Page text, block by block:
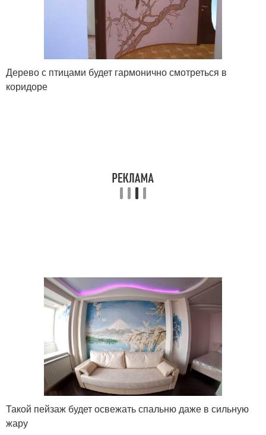
Дерево с птицами будет гармонично смотреться в
коридоре
Такой пейзаж будет освежать спальню даже в сильную
жару